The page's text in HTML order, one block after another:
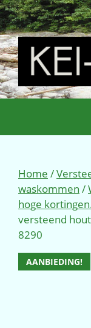
Ga
naar
de
inhoud
Home /
waskommen /
hoge
versteend
8290
AANBIEDING!